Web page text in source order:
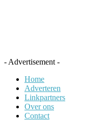
- Advertisement -
Home
Adverteren
Linkpartners
Over ons
Contact